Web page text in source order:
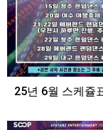
25년 6월 스케쥴